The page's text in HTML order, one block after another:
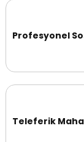
Profesyonel
Teleferik